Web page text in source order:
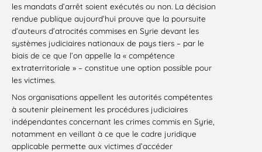
les mandats d’arrêt soient exécutés ou non. La décision
rendue publique aujourd’hui prouve que la poursuite
d’auteurs d’atrocités commises en Syrie devant les
systèmes judiciaires nationaux de pays tiers – par le
biais de ce que l’on appelle la « compétence
extraterritoriale » – constitue une option possible pour
les victimes.
Nos organisations appellent les autorités compétentes
à soutenir pleinement les procédures judiciaires
indépendantes concernant les crimes commis en Syrie,
notamment en veillant à ce que le cadre juridique
applicable permette aux victimes d’accéder